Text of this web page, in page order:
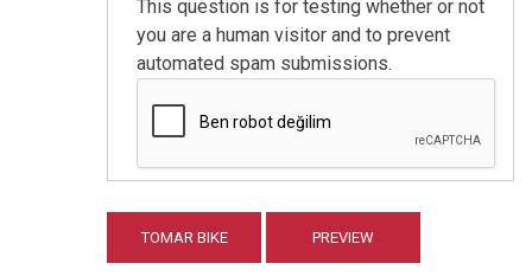
This question is for testing whether or not
you are a human visitor and to prevent
automated spam submissions.